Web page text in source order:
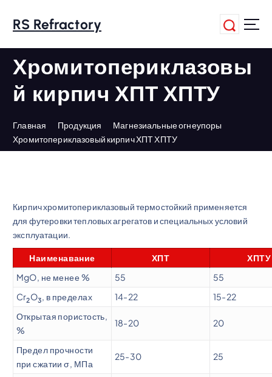
е
RS Refractory
Хромитопериклазовы
й кирпич ХПТ ХПТУ
Главная Продукция
Магнезиальные огнеупоры
Хромитопериклазовый кирпич ХПТ ХПТУ
Кирпич хромитопериклазовый термостойкий применяется
для футеровки тепловых агрегатов и специальных условий
эксплуатации.
Наименавание ХПТ
ХПТУ
MgO, не менее %
55
55
Cr2O3, в пределах 14-22
15-22
Открытая пористость,
%
18-20 20
Предел прочности
при сжатии σ, МПа
25-30 25